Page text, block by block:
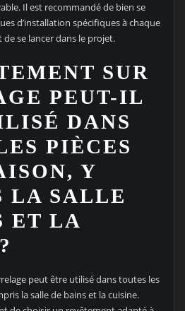
Il est recommandé de bien se
d’installation spécifiques à chaque
se lancer dans le projet.
SUR
PEUT-IL
DANS
PIÈCES
Y
LA SALLE
ET LA
peut être utilisé dans toutes les
la salle de bains et la cuisine.